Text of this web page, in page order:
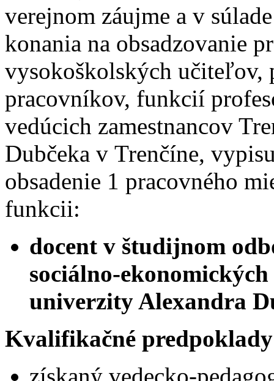
verejnom záujme a v
konania na obsadzovanie
vysokoškolských učiteľov,
pracovníkov, funkcií
vedúcich zamestnancov
Dubčeka v Trenčíne,
obsadenie 1 pracovného
funkcii:
docent v študijnom
sociálno-
univerzity Alexandra
Kvalifikačné
získaný vedecko-